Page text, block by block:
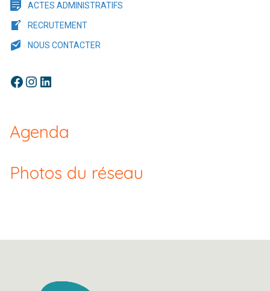
ACTES ADMINISTRATIFS
RECRUTEMENT
NOUS CONTACTER
Facebook Instagram LinkedIn
Agenda
Photos du réseau